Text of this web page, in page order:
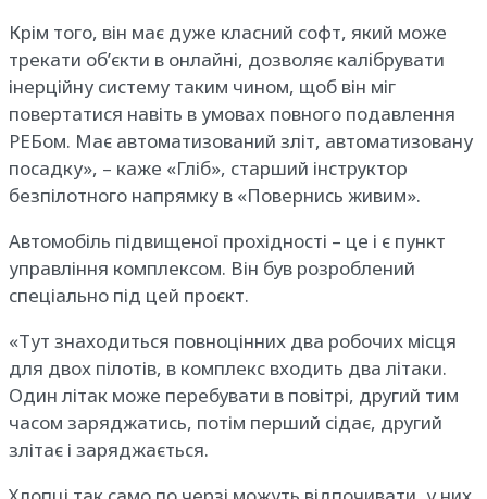
Крім того, він має дуже класний софт, який може
трекати об’єкти в онлайні, дозволяє калібрувати
інерційну систему таким чином, щоб він міг
повертатися навіть в умовах повного подавлення
РЕБом. Має автоматизований зліт, автоматизовану
посадку», – каже «Гліб», старший інструктор
безпілотного напрямку в «Повернись живим».
Автомобіль підвищеної прохідності – це і є пункт
управління комплексом. Він був розроблений
спеціально під цей проєкт.
«Тут знаходиться повноцінних два робочих місця
для двох пілотів, в комплекс входить два літаки.
Один літак може перебувати в повітрі, другий тим
часом заряджатись, потім перший сідає, другий
злітає і заряджається.